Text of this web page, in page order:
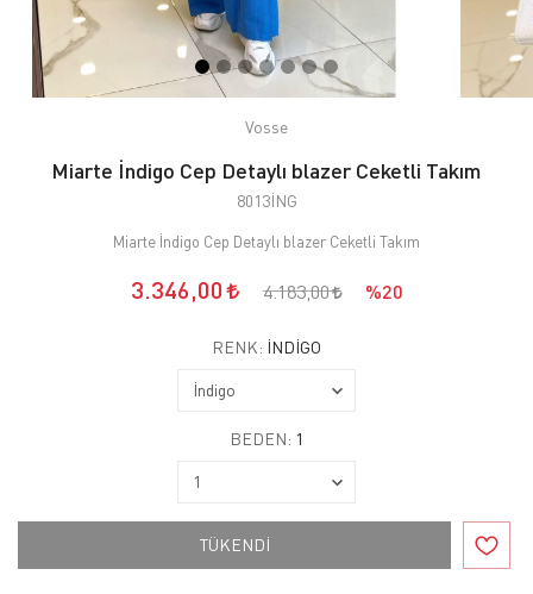
Vosse
Miarte İndigo Cep Detaylı blazer Ceketli Takım
8013İNG
Miarte İndigo Cep Detaylı blazer Ceketli Takım
3.346,00 4.183,00 %20
RENK: İNDIGO
BEDEN: 1
TÜKENDİ